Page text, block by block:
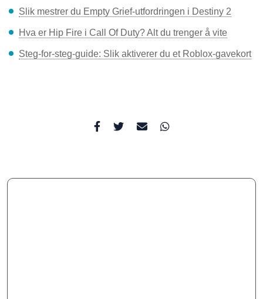
Slik mestrer du Empty Grief-utfordringen i Destiny 2
Hva er Hip Fire i Call Of Duty? Alt du trenger å vite
Steg-for-steg-guide: Slik aktiverer du et Roblox-gavekort